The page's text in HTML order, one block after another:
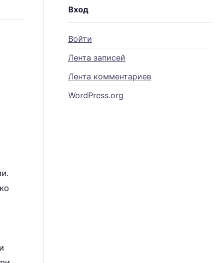
Вход
Войти
Лента записей
Лента комментариев
WordPress.org